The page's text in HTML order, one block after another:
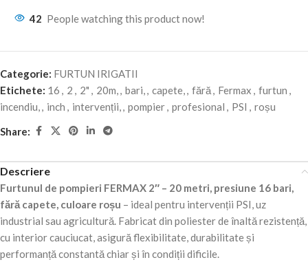
42 People watching this product now!
Categorie: FURTUN IRIGATII
Etichete: 16 , 2 , 2" , 20m,, bari,, capete,, fără, Fermax , furtun ,
incendiu,, inch , intervenții,, pompier, profesional , PSI , roșu
Share:
Descriere
Furtunul de pompieri FERMAX 2″ – 20 metri, presiune 16 bari,
fără capete, culoare roșu – ideal pentru intervenții PSI, uz
industrial sau agricultură. Fabricat din poliester de înaltă rezistență,
cu interior cauciucat, asigură flexibilitate, durabilitate și
performanță constantă chiar și în condiții dificile.